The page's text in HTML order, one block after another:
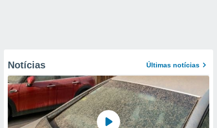
Notícias Últimas notícias